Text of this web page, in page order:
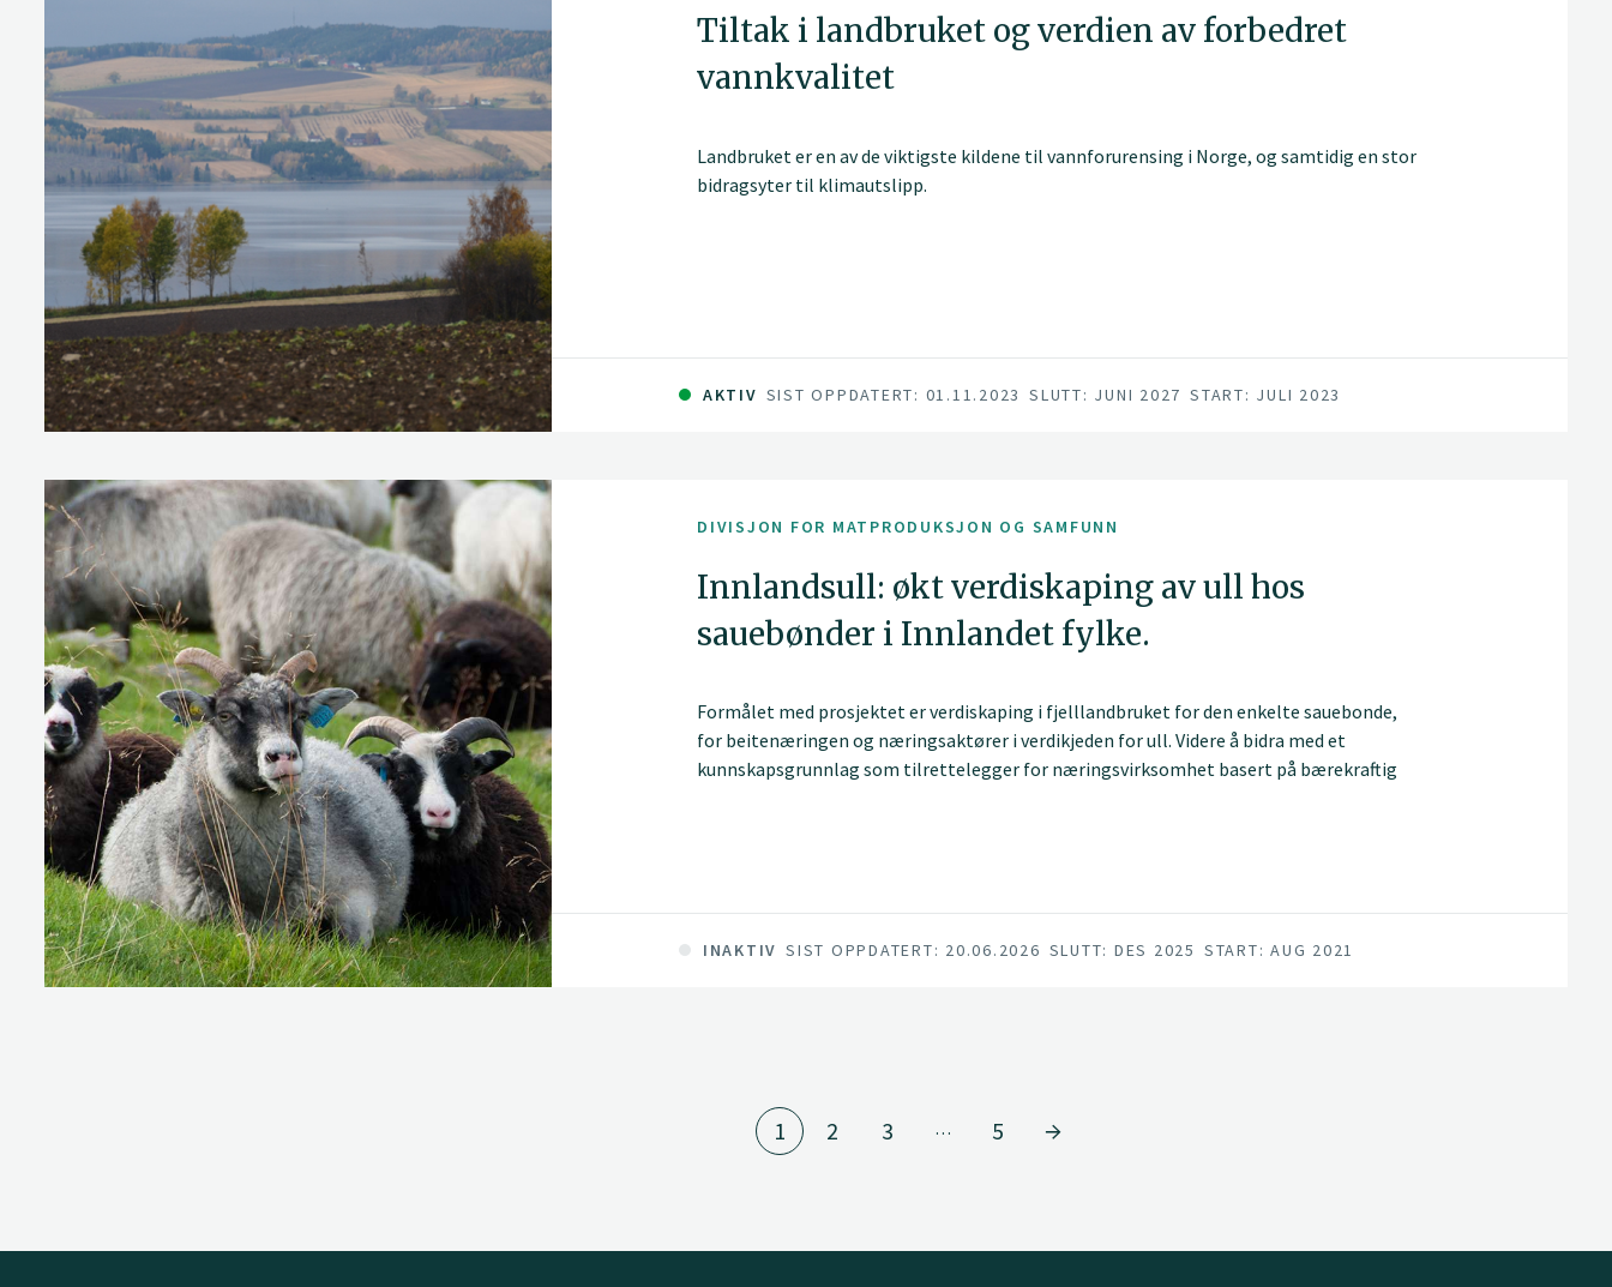
Tiltak i landbruket og verdien av forbedret
vannkvalitet
Landbruket er en av de viktigste kildene til vannforurensing i Norge, og samtidig en stor
bidragsyter til klimautslipp.
AKTIV SIST OPPDATERT: 01.11.2023 SLUTT: JUNI 2027 START: JULI 2023
DIVISJON FOR MATPRODUKSJON OG SAMFUNN
Innlandsull: økt verdiskaping av ull hos
sauebønder i Innlandet fylke.
Formålet med prosjektet er verdiskaping i fjelllandbruket for den enkelte sauebonde,
for beitenæringen og næringsaktører i verdikjeden for ull. Videre å bidra med et
kunnskapsgrunnlag som tilrettelegger for næringsvirksomhet basert på bærekraftig
INAKTIV SIST OPPDATERT: 20.06.2026 SLUTT: DES 2025 START: AUG 2021
1 2 3 … 5